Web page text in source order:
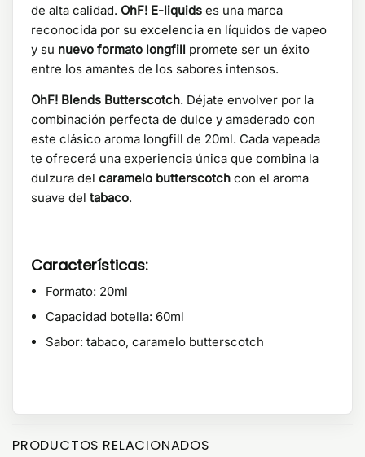
de alta calidad. OhF! E-liquids es una marca
reconocida por su excelencia en líquidos de vapeo
y su nuevo formato longfill promete ser un éxito
entre los amantes de los sabores intensos.
OhF! Blends Butterscotch. Déjate envolver por la
combinación perfecta de dulce y amaderado con
este clásico aroma longfill de 20ml. Cada vapeada
te ofrecerá una experiencia única que combina la
dulzura del caramelo butterscotch con el aroma
suave del tabaco.
Características:
Formato: 20ml
Capacidad botella: 60ml
Sabor: tabaco, caramelo butterscotch
PRODUCTOS RELACIONADOS